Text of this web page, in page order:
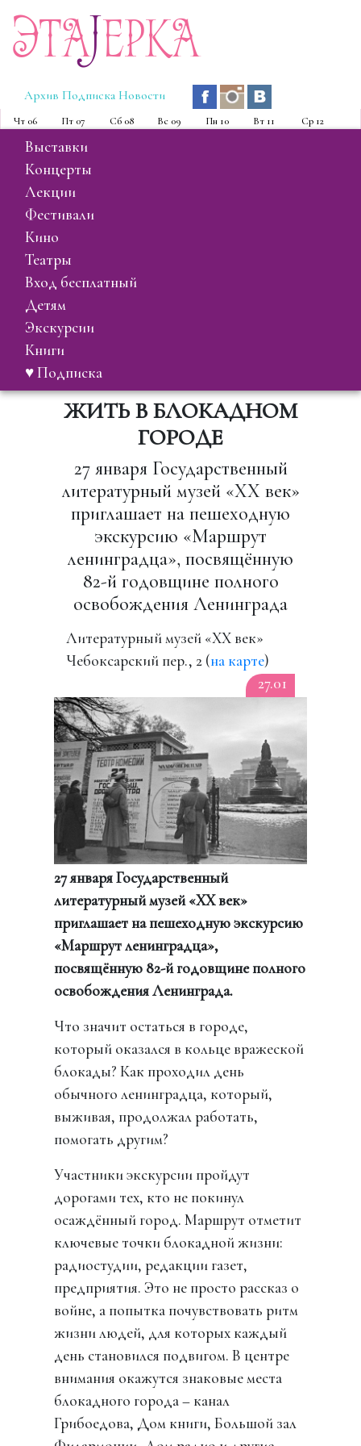
ЭтаJерка
Архив Подписка Новости
Чт 06 Пт 07 Сб 08 Вс 09 Пн 10 Вт 11 Ср 12
выставки
концерты
лекции
фестивали
кино
театры
вход бесплатный
детям
экскурсии
книги
♥ Подписка
ЖИТЬ В БЛОКАДНОМ
ГОРОДЕ
27 января Государственный
литературный музей «ХХ век»
приглашает на пешеходную
экскурсию «Маршрут
ленинградца», посвящённую
82-й годовщине полного
освобождения Ленинграда
Литературный музей «ХХ век»
Чебоксарский пер., 2 (на карте)
27.01
27 января Государственный
литературный музей «ХХ век»
приглашает на пешеходную экскурсию
«Маршрут ленинградца»,
посвящённую 82-й годовщине полного
освобождения Ленинграда.
Что значит остаться в городе,
который оказался в кольце вражеской
блокады? Как проходил день
обычного ленинградца, который,
выживая, продолжал работать,
помогать другим?
Участники экскурсии пройдут
дорогами тех, кто не покинул
осаждённый город. Маршрут отметит
ключевые точки блокадной жизни:
радиостудии, редакции газет,
предприятия. Это не просто рассказ о
войне, а попытка почувствовать ритм
жизни людей, для которых каждый
день становился подвигом. В центре
внимания окажутся знаковые места
блокадного города – канал
Грибоедова, Дом книги, Большой зал